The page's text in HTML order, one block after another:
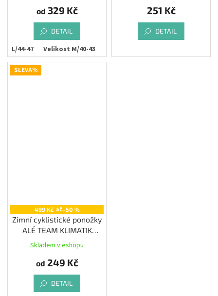
5
hvězdiček.
od 329 Kč
DETAIL
L/44-47 Velikost M/40-43
251 Kč
DETAIL
SLEVA%
499 Kč až–50 %
Zimní cyklistické ponožky
ALÉ TEAM KLIMATIK
SOCKS H22
Skladem v eshopu
od 249 Kč
DETAIL